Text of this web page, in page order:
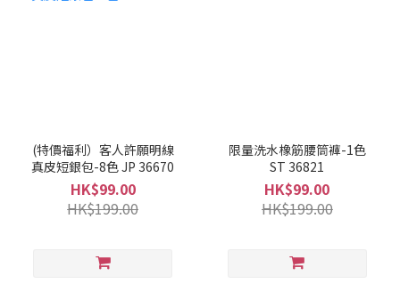
(特價福利）客人許願明線
真皮短銀包-8色 JP 36670
HK$99.00
HK$199.00
限量洗水橡筋腰筒褲-1色
ST 36821
HK$99.00
HK$199.00